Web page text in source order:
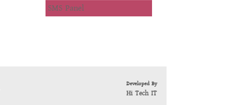
SMS Panel
Developed By
Hi Tech IT